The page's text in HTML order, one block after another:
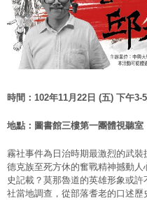
時間：102年11月22日 (五) 下午3-
地點：圖書館三樓第一團體視聽室
霧社事件為日治時期最激烈的武
德克族至死方休的奮戰精神撼動
史記載？莫那魯道的英雄形象或
社當地調查，從部落耆老的口述